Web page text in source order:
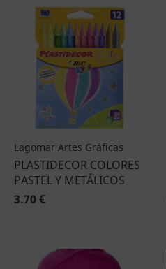
Lagomar Artes Gráficas
PLASTIDECOR COLORES
PASTEL Y METÁLICOS
3.70 €